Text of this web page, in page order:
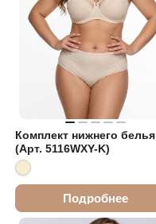
Комплект нижнего белья
(Арт. 5116WXY-K)
Подробнее